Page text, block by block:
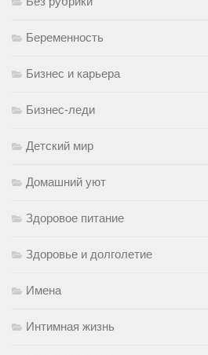
Беременность
Бизнес и карьера
Бизнес-леди
Детский мир
Домашний уют
Здоровое питание
Здоровье и долголетие
Имена
Интимная жизнь